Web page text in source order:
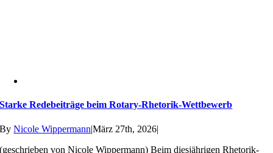
Starke Redebeiträge beim Rotary-Rhetorik-Wettbewerb
ByNicole Wippermann|März 27th, 2026|
(geschrieben von Nicole Wippermann) Beim diesjährigen Rhetorik-